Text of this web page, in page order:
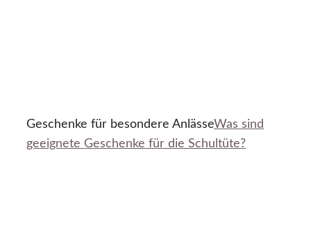
Geschenke für besondere AnlässeWas sind
geeignete Geschenke für die Schultüte?